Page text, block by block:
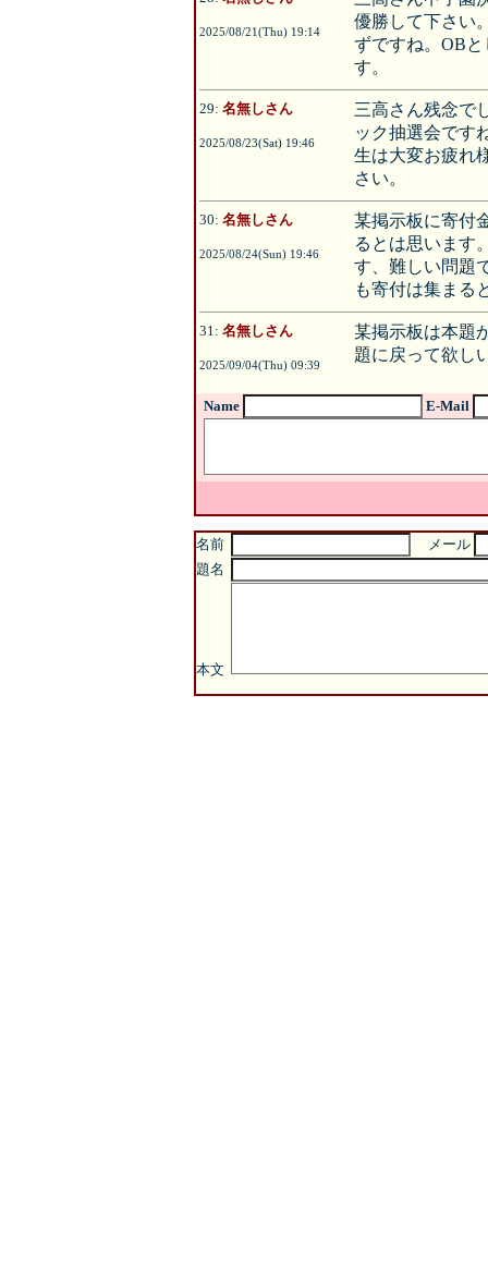
2025/08/21(Thu) 19:14
優勝して下さい
ずですね。OB
す。
29: 名無しさん
2025/08/23(Sat) 19:46
三高さん残念で
ック抽選会です
生は大変お疲れ
さい。
30: 名無しさん
2025/08/24(Sun) 19:46
某掲示板に寄付
るとは思います
す、難しい問題
も寄付は集まる
31: 名無しさん
2025/09/04(Thu) 09:39
某掲示板は本題
題に戻って欲し
Name E-Mail
名前
メール
題名
本文